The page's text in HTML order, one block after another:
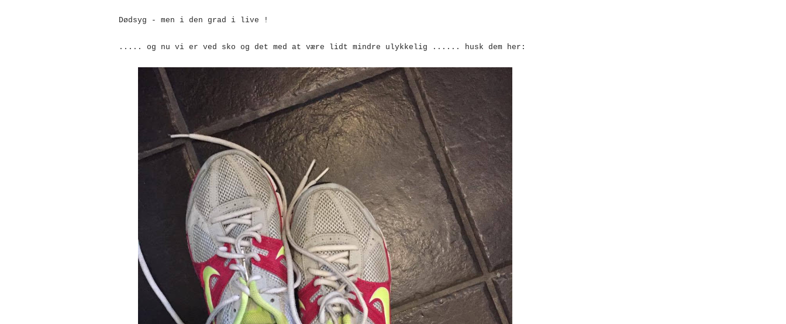
Dødsyg - men i den grad i live !
..... og nu vi er ved sko og det med at være lidt mindre ulykkelig ...... husk dem her: